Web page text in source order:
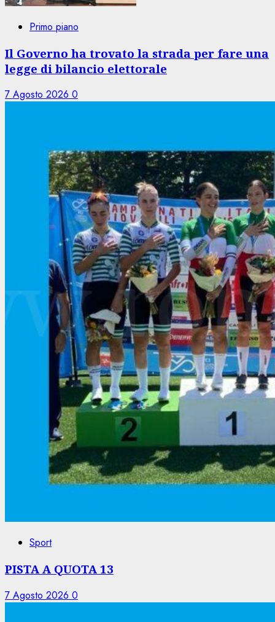
Primo piano
Il Governo ha trovato la strada per fare una
legge di bilancio elettorale
7 Agosto 2026 0
Sport
PISTA A QUOTA 13
7 Agosto 2026 0